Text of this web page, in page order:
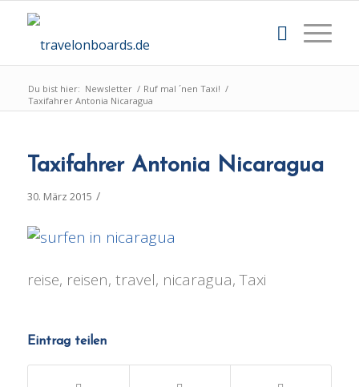
Du bist hier: Newsletter / Ruf mal ´nen Taxi! /
Taxifahrer Antonia Nicaragua
Taxifahrer Antonia Nicaragua
30. März 2015 /
reise, reisen, travel, nicaragua, Taxi
Eintrag teilen